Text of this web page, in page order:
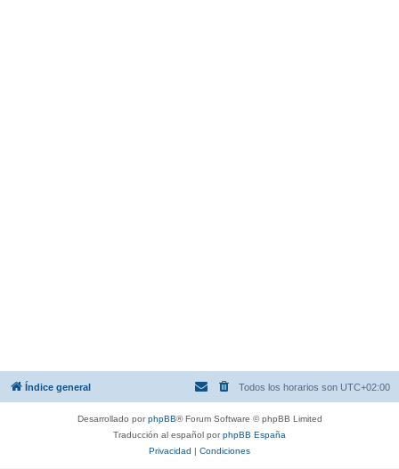
Índice general Todos los horarios son UTC+02:00
Desarrollado porphpBB® Forum Software © phpBB Limited
Traducción al español porphpBB España
Privacidad
Condiciones